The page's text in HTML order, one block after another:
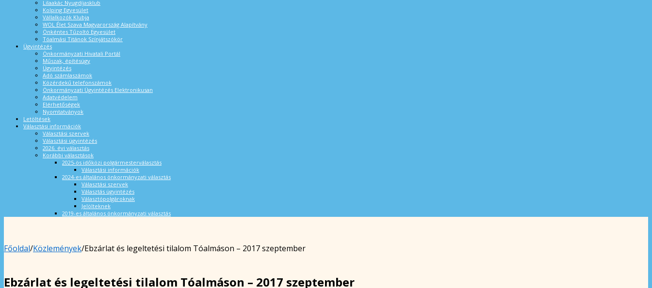
Lilaakác Nyugdíjasklub
Kolping Egyesület
Vállalkozók Klubja
WOL Élet Szava Magyarország Alapítvány
Önkéntes Tűzoltó Egyesület
Tóalmási Titánok Színjátszókör
Ügyintézés
Önkormányzati Hivatali Portál
Műszak, építésügy
Ügyintézés
Adó számlaszámok
Közérdekű telefonszámok
Önkormányzati Ügyintézés Elektronikusan
Adatvédelem
Elérhetőségek
Nyomtatványok
Letöltések
Választási információk
Választási szervek
Választási ügyintézés
2026. évi választás
Korábbi választások
2025-ös időközi polgármesterválasztás
Választási információk
2024-es általános önkormányzati választás
Választási szervek
Választás ügyintézés
Választópolgároknak
Jelölteknek
2019-es általános önkormányzati választás
Főoldal/Közlemények/Ebzárlat és legeltetési tilalom Tóalmáson – 2017 szeptember
Ebzárlat és legeltetési tilalom Tóalmáson – 2017 szeptember